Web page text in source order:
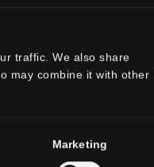
traffic. We also share
may combine it with other
Marketing